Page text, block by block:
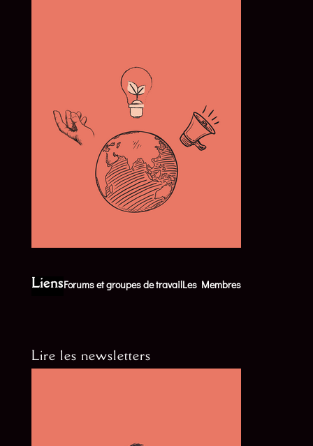
LiensForums et groupes de travailLes Membres
Lire les newsletters